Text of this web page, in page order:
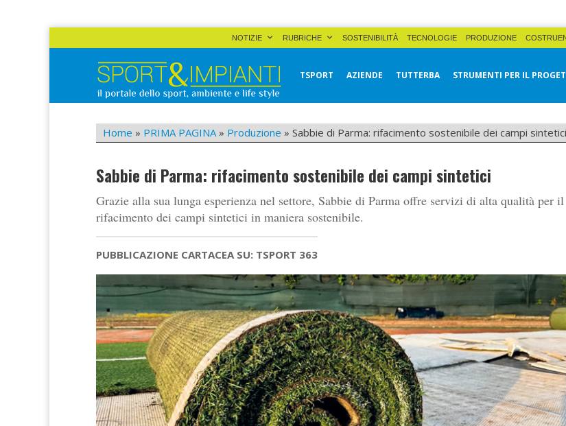
NOTIZIE RUBRICHE SOSTENIBILITÀ TECNOLOGIE PRODUZIONE
Sport&Impianti
TSPORT AZIENDE TUTTERBA STRUMENTI PER IL
Home » PRIMA PAGINA» Produzione » Sabbie di Parma: rifacimento sostenibile dei campi sintetici
Sabbie di Parma: rifacimento sostenibile dei campi sintetici
Grazie alla sua lunga esperienza nel settore, Sabbie di Parma offre servizi di alta qualità per il
rifacimento dei campi sintetici in maniera sostenibile.
PUBBLICAZIONE CARTACEA SU: TSPORT 363